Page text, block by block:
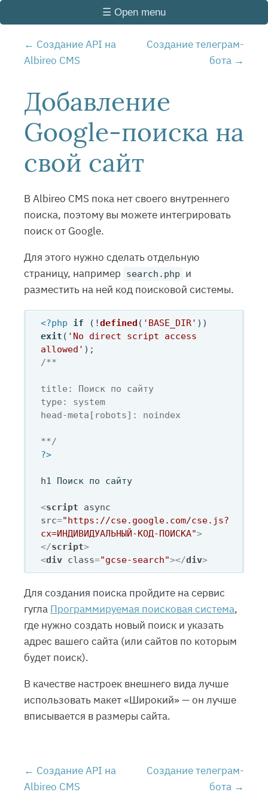
☰ Open menu
Создание API на
Albireo CMS
Создание телеграм-
бота
Добавление
Google-поиска на
свой сайт
В Albireo CMS пока нет своего внутреннего
поиска, поэтому вы можете интегрировать
поиск от Google.
Для этого нужно сделать отдельную
страницу, например
search.php
и
разместить на ней код поисковой системы.
<?php if (!defined ( 'BASE_DIR'
exit ( 'No direct script access
allowed'
/**
title: Поиск по сайту
type: system
head-meta[robots]: noindex
**/
?>
h1 Поиск по сайту
<script
async
src="https://cse.google.com/cse.js?
cx=ИНДИВИДУАЛЬНЫЙ-КОД-ПОИСКА">
</script>
<div class="gcse-search"></div>
Для создания поиска пройдите на сервис
гугла Программируемая поисковая система,
где нужно создать новый поиск и указать
адрес вашего сайта (или сайтов по которым
будет поиск).
В качестве настроек внешнего вида лучше
использовать макет «Широкий» — он лучше
вписывается в размеры сайта.
Создание API на
Albireo CMS
Создание телеграм-
бота